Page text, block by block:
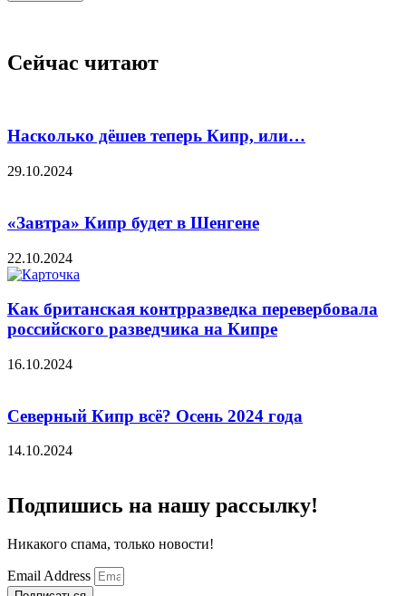
Сейчас читают
Насколько дёшев теперь Кипр, или…
29.10.2024
«Завтра» Кипр будет в Шенгене
22.10.2024
Как британская контрразведка перевербовала
российского разведчика на Кипре
16.10.2024
Северный Кипр всё? Осень 2024 года
14.10.2024
Подпишись на нашу рассылку!
Никакого спама, только новости!
Email Address